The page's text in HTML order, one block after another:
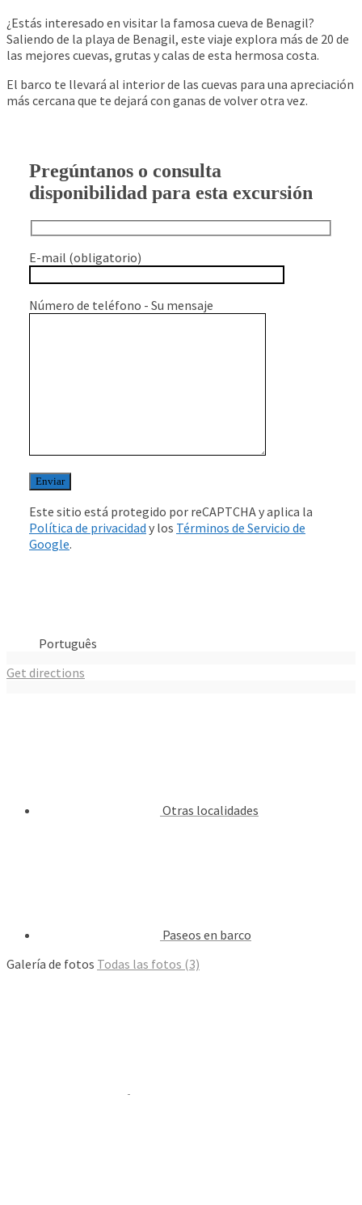
¿Estás interesado en visitar la famosa cueva de Benagil?
Saliendo de la playa de Benagil, este viaje explora más de 20 de
las mejores cuevas, grutas y calas de esta hermosa costa.
El barco te llevará al interior de las cuevas para una apreciación
más cercana que te dejará con ganas de volver otra vez.
Pregúntanos o consulta
disponibilidad para esta excursión
E-mail (obligatorio)
Número de teléfono - Su mensaje
Este sitio está protegido por reCAPTCHA y aplica la
Política de privacidad y los Términos de Servicio de
Google.
Português
Get directions
Otras localidades
Paseos en barco
Galería de fotos Todas las fotos (3)